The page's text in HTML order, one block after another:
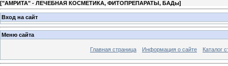
["АМРИТА" - ЛЕЧЕБНАЯ КОСМЕТИКА, ФИТОПРЕПАРАТЫ, БАДы]
Вход на сайт
Меню сайта
Главная страница Информация о сайте Каталог